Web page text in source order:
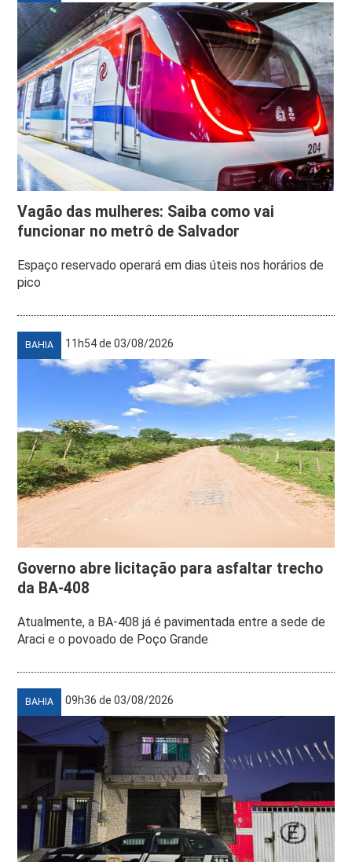
Vagão das mulheres: Saiba como vai
funcionar no metrô de Salvador
Espaço reservado operará em dias úteis nos horários de
pico
BAHIA 11h54 de 03/08/2026
Governo abre licitação para asfaltar trecho
da BA-408
Atualmente, a BA-408 já é pavimentada entre a sede de
Araci e o povoado de Poço Grande
BAHIA 09h36 de 03/08/2026